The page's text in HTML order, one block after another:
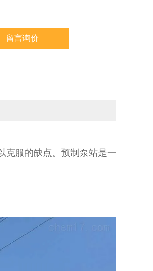
留言询价
克服的缺点。预制泵站是一